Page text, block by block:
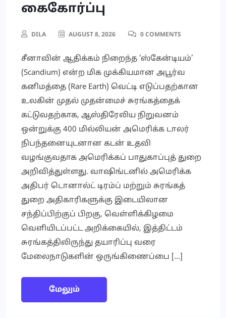
கைகோர்ப்பு
DILA AUGUST 8, 2026 0 COMMENTS
சீனாவின் ஆதிக்கம் நிறைந்த ‘ஸ்கேன்டியம்’
(Scandium) என்ற மிக முக்கியமான அபூர்வ
கனிமத்தை (Rare Earth) வெட்டி எடுப்பதற்கான
உலகின் முதல் முதன்மைச் சுரங்கத்தைக்
கட்டுவதற்காக, ஆஸ்திரேலிய நிறுவனம்
ஒன்றுக்கு 400 மில்லியன் அமெரிக்க டாலர்
நிபந்தனையுடனான கடன் உதவி
வழங்குவதாக அமெரிக்கப் பாதுகாப்புத் துறை
அறிவித்துள்ளது. வாஷிங்டனில் அமெரிக்க
அதிபர் டொனால்ட் டிரம்ப் மற்றும் சுரங்கத்
துறை அதிகாரிகளுக்கு இடையிலான
சந்திப்பிற்குப் பிறகு, வெள்ளிக்கிழமை
வெளியிடப்பட்ட அறிக்கையில், இத்திட்டம்
சுரங்கத்திலிருந்து தயாரிப்பு வரை
மேலைநாடுகளின் ஒருங்கிணைப்பை […]
மேலும்